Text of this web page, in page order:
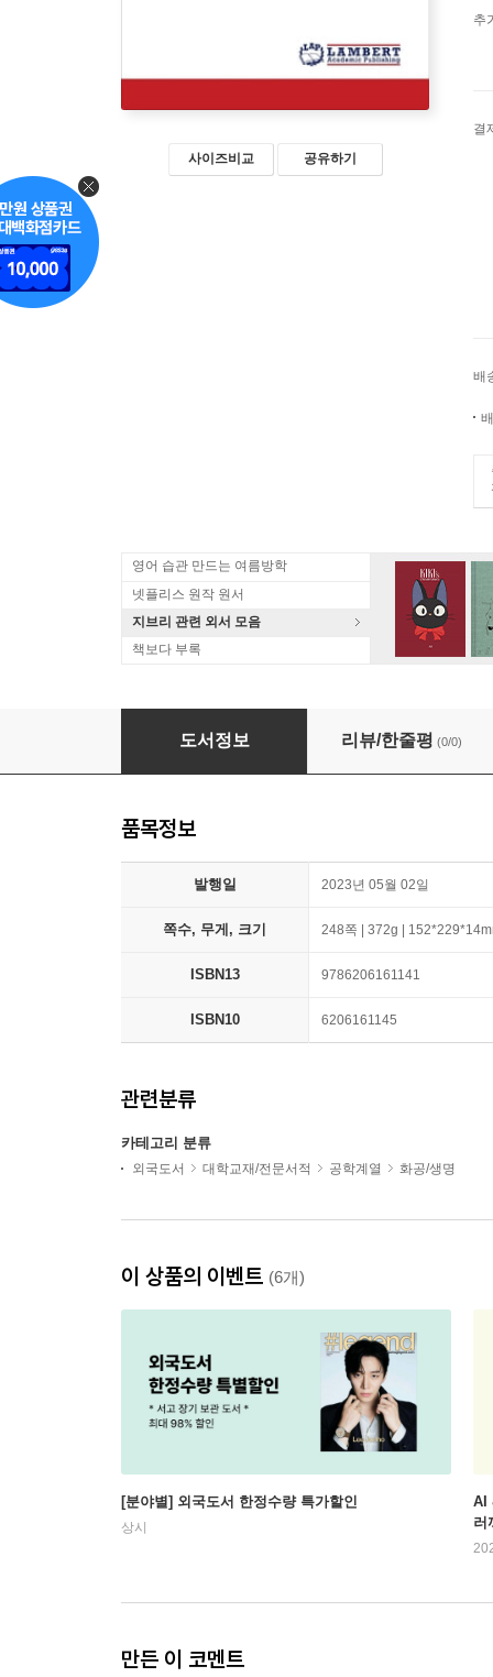
사이즈비교 공유하기
추
결
배
영어 습관 만드는 여름방학
넷플리스 원작 원서
지브리 관련 외서 모음
책보다 부록
Climate Change Mitigation Efforts in Uganda
도서정보 리뷰/한줄평 (0/0)
품목정보
발행일 2023년 05월 02일
쪽수, 무게, 크기 248쪽 | 372g |
ISBN13 9786206161141
ISBN10 6206161145
관련분류
카테고리 분류
외국도서 대학교재/전문서적 공학계열 화공/생명
이 상품의 이벤트 (6개)
[분야별] 외국도서 한정수량 특가할인
상시
AI
러
만든 이 코멘트